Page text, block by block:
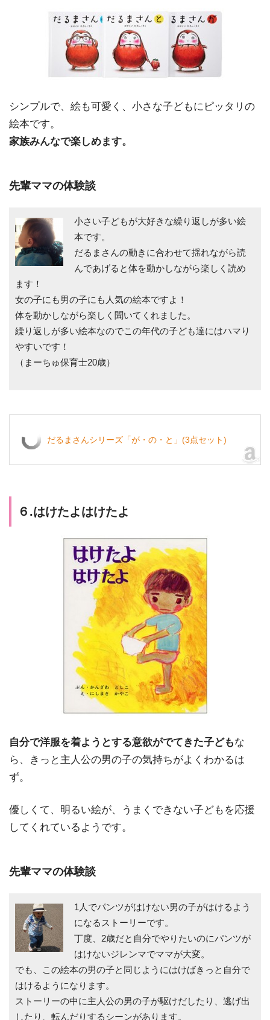
シンプルで、絵も可愛く、小さな子どもにピッタリの
絵本です。
家族みんなで楽しめます。
先輩ママの体験談
小さい子どもが大好きな繰り返しが多い絵
本です。
だるまさんの動きに合わせて揺れながら読
んであげると体を動かしながら楽しく読め
ます！
女の子にも男の子にも人気の絵本ですよ！
体を動かしながら楽しく聞いてくれました。
繰り返しが多い絵本なのでこの年代の子ども達にはハマり
やすいです！
（まーちゅ保育士20歳）
だるまさんシリーズ「が・の・と」(3点セット)
６.はけたよはけたよ
自分で洋服を着ようとする意欲がでてきた子どもな
ら、きっと主人公の男の子の気持ちがよくわかるは
ず。
優しくて、明るい絵が、うまくできない子どもを応援
してくれているようです。
先輩ママの体験談
1人でパンツがはけない男の子がはけるよう
になるストーリーです。
丁度、2歳だと自分でやりたいのにパンツが
はけないジレンマでママが大変。
でも、この絵本の男の子と同じようにはけばきっと自分で
はけるようになります。
ストーリーの中に主人公の男の子が駆けだしたり、逃げ出
したり、転んだりするシーンがあります。